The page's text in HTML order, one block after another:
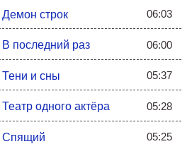
-
мой пероснальный ад.
станет для меня тюрьмой
что-то прячет от меня.
не знаю что со мной.
тени и сны -
- это я ушел тогда.
Демон строк 06:03
В последний раз 06:00
Тени и сны 05:37
Театр одного актёра 05:28
Спящий 05:25